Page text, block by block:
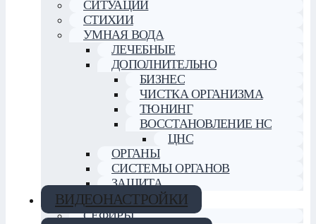
СИТУАЦИИ
СТИХИИ
УМНАЯ ВОДА
ЛЕЧЕБНЫЕ
ДОПОЛНИТЕЛЬНО
БИЗНЕС
ЧИСТКА ОРГАНИЗМА
ТЮНИНГ
ВОССТАНОВЛЕНИЕ НС
ЦНС
ОРГАНЫ
СИСТЕМЫ ОРГАНОВ
ЗАЩИТА
ВИДЕОНАСТРОЙКИ
СЕФИРЫ